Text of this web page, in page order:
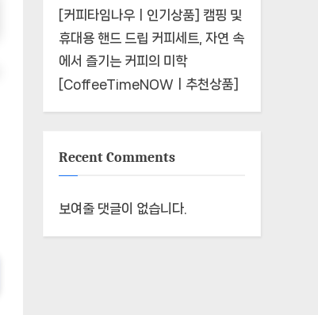
[커피타임나우ㅣ인기상품] 캠핑 및
휴대용 핸드 드립 커피세트, 자연 속
에서 즐기는 커피의 미학
[CoffeeTimeNOWㅣ추천상품]
Recent Comments
보여줄 댓글이 없습니다.